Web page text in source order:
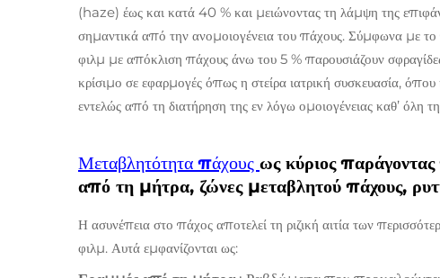
(haze) έως και κατά 40 % και μειώνοντας τη λάμψη της
σημαντικά από την ανομοιογένεια του πάχους. Σύμφωνα με
φιλμ με απόκλιση πάχους άνω του 5 % παρουσιάζουν
κρίσιμο σε εφαρμογές όπως η στείρα ιατρική συσκευασία,
εντελώς από τη διατήρηση της εν λόγω ομοιογένειας καθ’ όλη
Μεταβλητότητα πάχους ως κύριος
από τη μήτρα, ζώνες μεταβλητού πάχους,
Η ασυνέπεια στο πάχος αποτελεί τη ριζική αιτία των
φιλμ. Αυτά εμφανίζονται ως: